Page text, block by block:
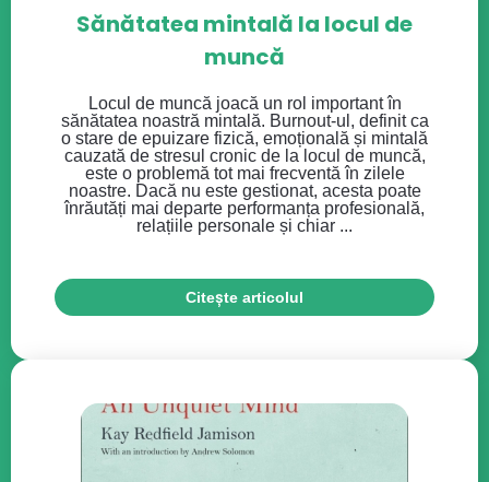
Sănătatea mintală la locul de
muncă
Locul de muncă joacă un rol important în
sănătatea noastră mintală. Burnout-ul, definit ca
o stare de epuizare fizică, emoțională și mintală
cauzată de stresul cronic de la locul de muncă,
este o problemă tot mai frecventă în zilele
noastre. Dacă nu este gestionat, acesta poate
înrăutăți mai departe performanța profesională,
relațiile personale și chiar ...
Citește articolul